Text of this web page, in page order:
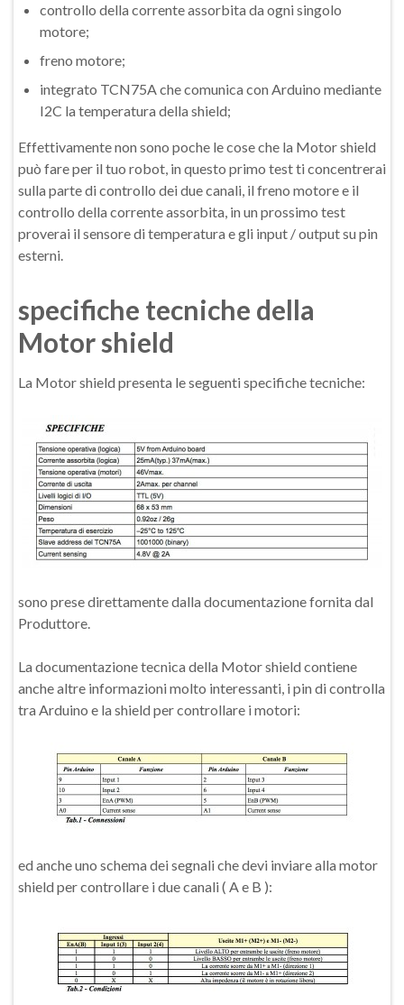
controllo della corrente assorbita da ogni singolo
motore;
freno motore;
integrato TCN75A che comunica con Arduino mediante
I2C la temperatura della shield;
Effettivamente non sono poche le cose che la Motor shield
può fare per il tuo robot, in questo primo test ti concentrerai
sulla parte di controllo dei due canali, il freno motore e il
controllo della corrente assorbita, in un prossimo test
proverai il sensore di temperatura e gli input / output su pin
esterni.
specifiche tecniche della
Motor shield
La Motor shield presenta le seguenti specifiche tecniche:
sono prese direttamente dalla documentazione fornita dal
Produttore.
La documentazione tecnica della Motor shield contiene
anche altre informazioni molto interessanti, i pin di controlla
tra Arduino e la shield per controllare i motori:
ed anche uno schema dei segnali che devi inviare alla motor
shield per controllare i due canali ( A e B ):